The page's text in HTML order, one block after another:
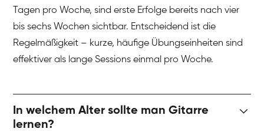
Tagen pro Woche, sind erste Erfolge bereits nach vier
bis sechs Wochen sichtbar. Entscheidend ist die
Regelmäßigkeit – kurze, häufige Übungseinheiten sind
effektiver als lange Sessions einmal pro Woche.
In welchem Alter sollte man Gitarre
lernen?